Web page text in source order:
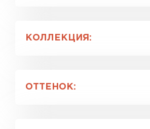
RAL 6005
КОЛЛЕКЦИЯ:
Монтеррей
ОТТЕНОК: